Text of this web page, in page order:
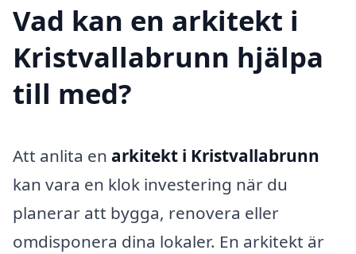
Vad kan en arkitekt i
Kristvallabrunn hjälpa
till med?
Att anlita en arkitekt i Kristvallabrunn
kan vara en klok investering när du
planerar att bygga, renovera eller
omdisponera dina lokaler. En arkitekt är